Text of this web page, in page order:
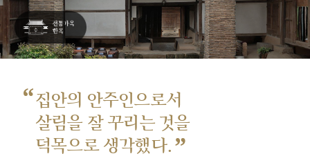
“집안의 안주인으로서
살림을 잘 꾸리는 것을
덕목으로 생각했다. ”